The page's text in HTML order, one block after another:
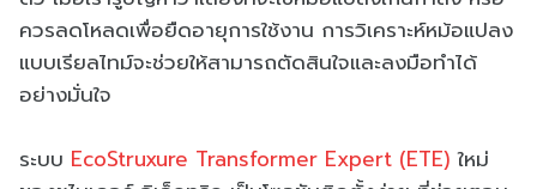
ควรลดโหลดเพื่อยืดอายุการใช้งาน การวิเคราะห์หม้อแปลง
แบบเรียลไทม์จะช่วยให้สามารถตัดสินใจและลงมือทำได้
อย่างมั่นใจ
ระบบ EcoStruxure Transformer Expert (ETE) ใหม่